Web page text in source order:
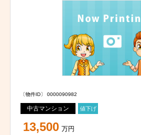
〔物件ID〕 0000090982
中古マンション 値下げ
13,500 万円